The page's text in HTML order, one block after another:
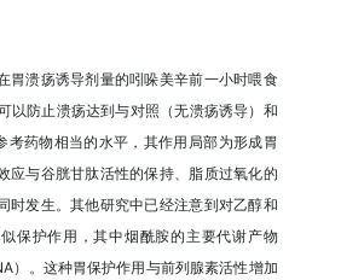
胃溃疡诱导剂量的吲哚美辛前一小时喂食
以防止溃疡达到与对照（无溃疡诱导）和
药物相当的水平，其作用局部为形成胃
应与谷胱甘肽活性的保持、脂质过氧化的
时发生。其他研究中已经注意到对乙醇和
保护作用，其中烟酰胺的主要代谢产物
）。这种胃保护作用与前列腺素活性增加